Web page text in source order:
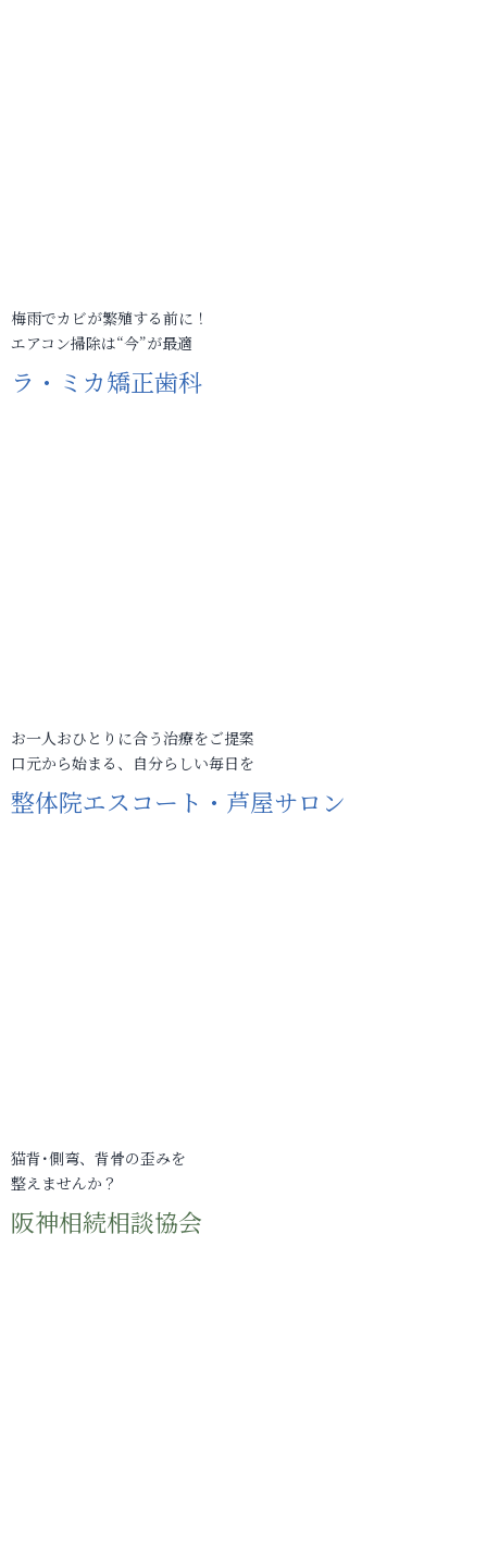
梅雨でカビが繁殖する前に！
エアコン掃除は“今”が最適
ラ・ミカ矯正歯科
お一人おひとりに合う治療をご提案
口元から始まる、自分らしい毎日を
整体院エスコート・芦屋サロン
猫背･側弯、背骨の歪みを
整えませんか？
阪神相続相談協会